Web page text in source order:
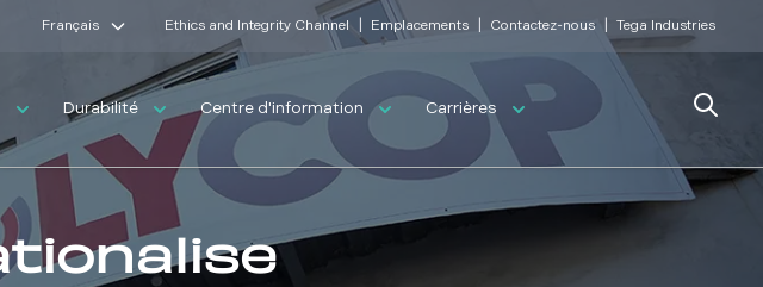
Français Ethics and Integrity Channel Emplacements Contactez-nous Tega Industries
Durabilité Centre d'information Carrières Search